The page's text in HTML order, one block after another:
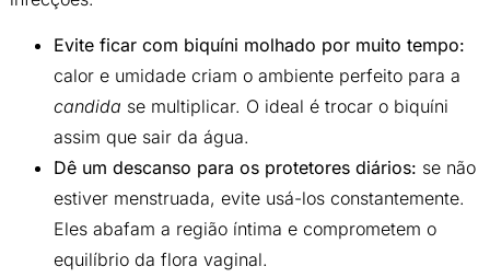
Evite ficar com biquíni molhado por muito tempo:
calor e umidade criam o ambiente perfeito para a
candida se multiplicar. O ideal é trocar o biquíni
assim que sair da água.
Dê um descanso para os protetores diários: se não
estiver menstruada, evite usá-los constantemente.
Eles abafam a região íntima e comprometem o
equilíbrio da flora vaginal.